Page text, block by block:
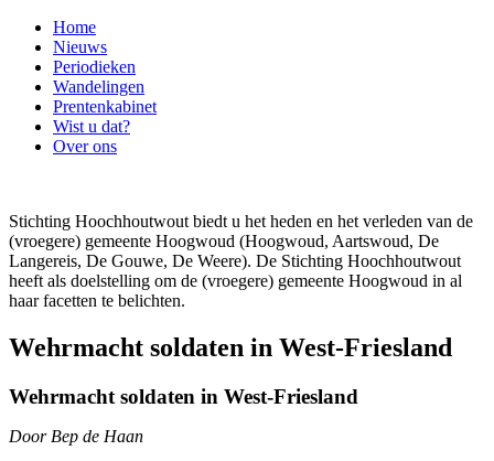
Home
Nieuws
Periodieken
Wandelingen
Prentenkabinet
Wist u dat?
Over ons
Stichting Hoochhoutwout biedt u het heden en het verleden van de
(vroegere) gemeente Hoogwoud (Hoogwoud, Aartswoud, De
Langereis, De Gouwe, De Weere). De Stichting Hoochhoutwout
heeft als doelstelling om de (vroegere) gemeente Hoogwoud in al
haar facetten te belichten.
Wehrmacht soldaten in West-Friesland
Wehrmacht soldaten in West-Friesland
Door Bep de Haan